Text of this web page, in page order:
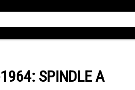
: SPINDLE A